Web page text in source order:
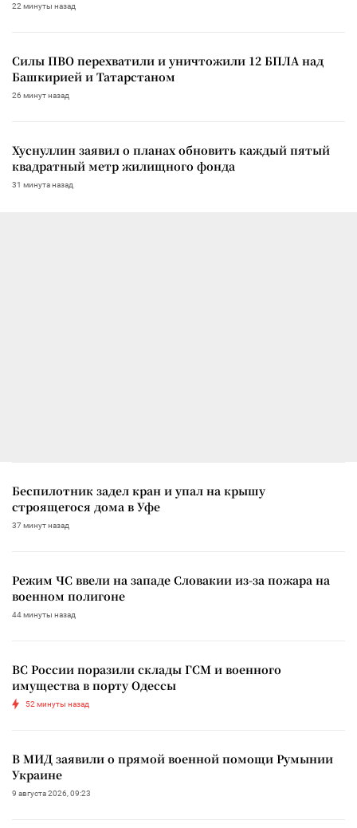
22 минуты назад
Силы ПВО перехватили и уничтожили 12 БПЛА над
Башкирией и Татарстаном
26 минут назад
Хуснуллин заявил о планах обновить каждый пятый
квадратный метр жилищного фонда
31 минута назад
Беспилотник задел кран и упал на крышу
строящегося дома в Уфе
37 минут назад
Режим ЧС ввели на западе Словакии из-за пожара на
военном полигоне
44 минуты назад
ВС России поразили склады ГСМ и военного
имущества в порту Одессы
52 минуты назад
В МИД заявили о прямой военной помощи Румынии
Украине
9 августа 2026, 09:23